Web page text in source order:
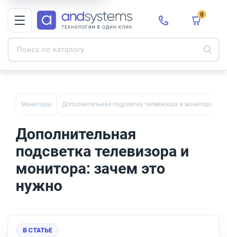
0
Мониторы Дополнительная подсветка телевизора и монитора:
Дополнительная
подсветка телевизора и
монитора: зачем это
нужно
В СТАТЬЕ